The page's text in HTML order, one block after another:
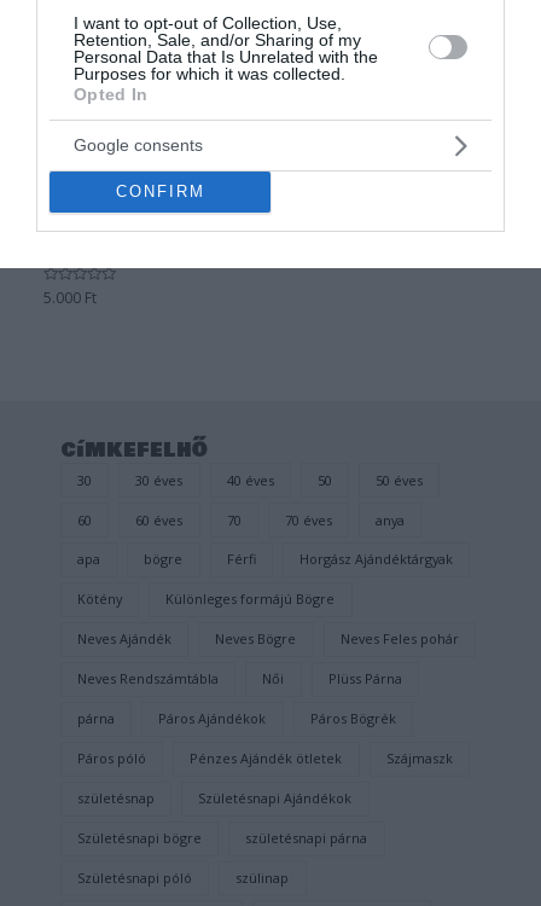
I want to opt-out of Collection, Use,
Retention, Sale, and/or Sharing of my
Personal Data that Is Unrelated with the
Purposes for which it was collected.
Opted In
Google consents
CONFIRM
Otthon, háztartás
2000 FT MINTÁS EGYEDI
PÉNZES PÁRNA
Értékelés:
05.000 Ft
címkefelhő
30 30 éves 40 éves 50 50 éves
60 60 éves 70 70 éves anya
apa bögre Férfi Horgász Ajándéktárgyak
Kötény Különleges formájú Bögre
Neves Ajándék Neves Bögre Neves Feles pohár
Neves Rendszámtábla Női Plüss Párna
párna Páros Ajándékok Páros Bögrék
Páros póló Pénzes Ajándék ötletek Szájmaszk
születésnap Születésnapi Ajándékok
Születésnapi bögre születésnapi párna
Születésnapi póló szülinap